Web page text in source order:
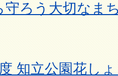
守ろう大切なま
知立公園花し